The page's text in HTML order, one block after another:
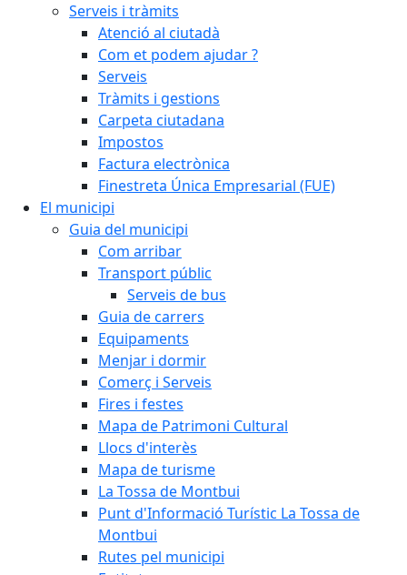
Serveis i tràmits
Atenció al ciutadà
Com et podem ajudar ?
Serveis
Tràmits i gestions
Carpeta ciutadana
Impostos
Factura electrònica
Finestreta Única Empresarial (FUE)
El municipi
Guia del municipi
Com arribar
Transport públic
Serveis de bus
Guia de carrers
Equipaments
Menjar i dormir
Comerç i Serveis
Fires i festes
Mapa de Patrimoni Cultural
Llocs d'interès
Mapa de turisme
La Tossa de Montbui
Punt d'Informació Turístic La Tossa de
Montbui
Rutes pel municipi